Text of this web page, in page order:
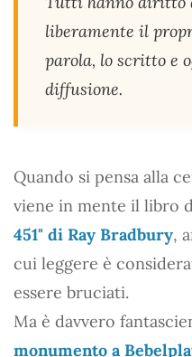
liberamente il
parola, lo scritto e
diffusione.
Quando si pensa alla
viene in mente il libro
451" di Ray Bradbury,
cui leggere è
essere bruciati.
Ma è davvero
monumento a